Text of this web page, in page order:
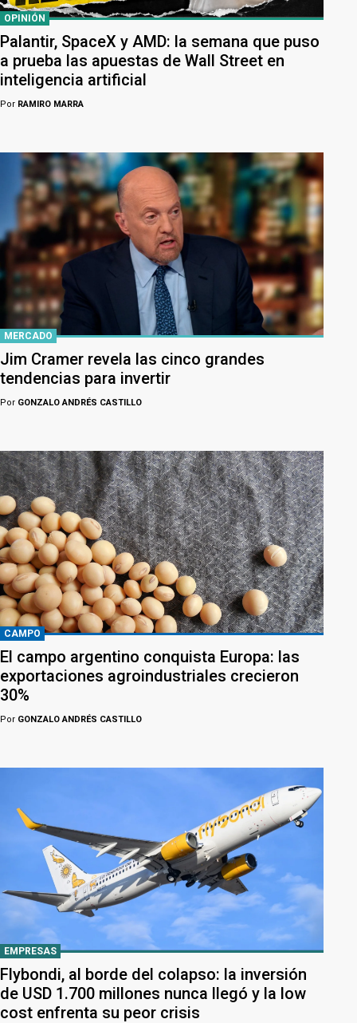
OPINIÓN
Palantir, SpaceX y AMD: la semana que puso
a prueba las apuestas de Wall Street en
inteligencia artificial
Por RAMIRO MARRA
MERCADO
Jim Cramer revela las cinco grandes
tendencias para invertir
Por GONZALO ANDRÉS CASTILLO
CAMPO
El campo argentino conquista Europa: las
exportaciones agroindustriales crecieron
30%
Por GONZALO ANDRÉS CASTILLO
EMPRESAS
Flybondi, al borde del colapso: la inversión
de USD 1.700 millones nunca llegó y la low
cost enfrenta su peor crisis